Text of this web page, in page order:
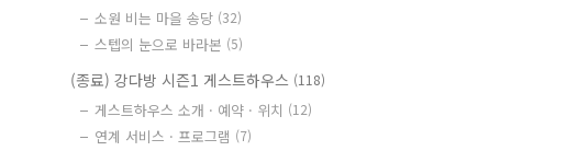
소원 비는 마을 송당 (32)
스텝의 눈으로 바라본 (5)
(종료) 강다방 시즌1 게스트하우스 (118)
게스트하우스 소개 · 예약 · 위치 (12)
연계 서비스 · 프로그램 (7)